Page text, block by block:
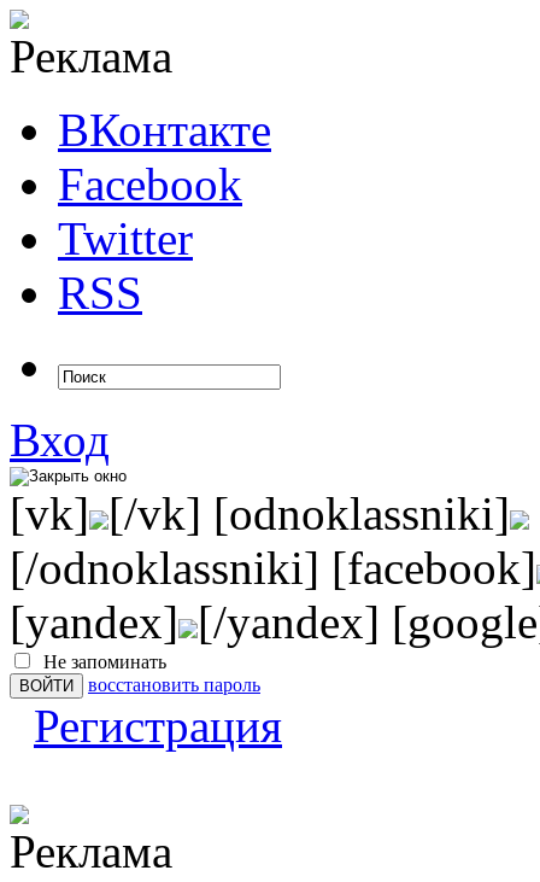
ВКонтакте
Facebook
Twitter
RSS
Вход
[vk] [/vk] [odnoklassniki]
[/odnoklassniki] [facebook]
[yandex] [/yandex]
Не запоминать
восстановить пароль
Регистрация